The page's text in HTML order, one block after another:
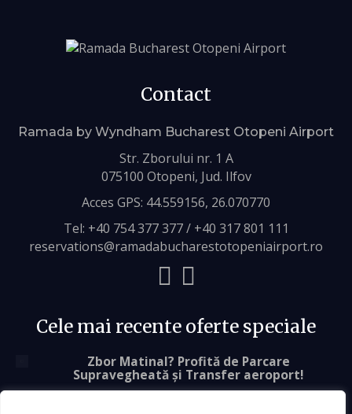
Contact
Ramada by Wyndham Bucharest Otopeni Airport
Str. Zborului nr. 1 A
075100 Otopeni, Jud. Ilfov
Acces GPS: 44.559156, 26.070770
Tel: +40 754 377 377/ +40 317 801 111
reservations@ramadabucharestotopeniairport.ro
Cele mai recente oferte speciale
Zbor Matinal? Profită de Parcare
Supravegheată și Transfer aeroport!